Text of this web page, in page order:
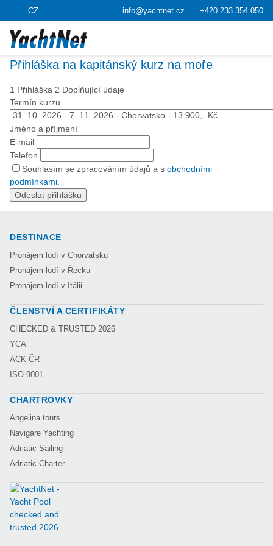
CZ info@yachtnet.cz +420 233 354 050
Přihláška na kapitánský kurz na moře
1 Přihláška 2 Doplňující údaje
Termín kurzu
Jméno a příjmení
E-mail
Telefon
Souhlasím se zpracováním údajů a s obchodními
podmínkami
Odeslat přihlášku
DESTINACE
Pronájem lodí v Chorvatsku
Pronájem lodí v Řecku
Pronájem lodí v Itálii
ČLENSTVÍ A CERTIFIKÁTY
CHECKED & TRUSTED 2026
YCA
ACK ČR
ISO 9001
CHARTROVKY
Angelina tours
Navigare Yachting
Adriatic Sailing
Adriatic Charter